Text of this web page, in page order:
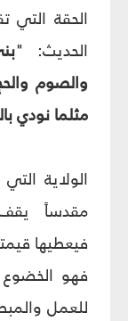
الحقة التي
الحديث: "
والصوم
مثلما نودي
الولاية
مقدساً
فيعطيها
فهو الخضوع
للعمل